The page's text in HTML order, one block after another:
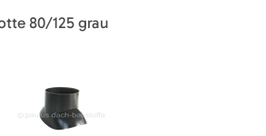
80/125 grau